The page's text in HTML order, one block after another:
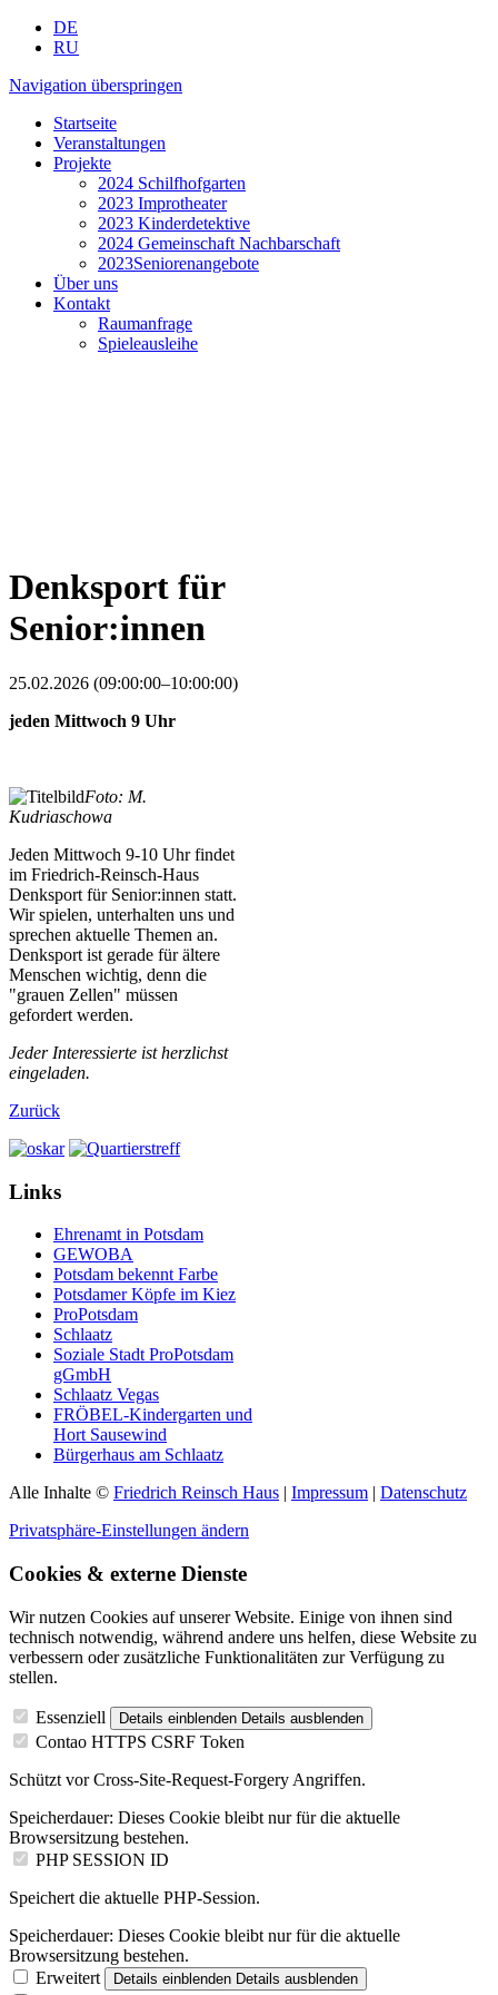
DE
RU
Navigation überspringen
Startseite
Veranstaltungen
Projekte
2024 Schilfhofgarten
2023 Improtheater
2023 Kinderdetektive
2024 Gemeinschaft Nachbarschaft
2023Seniorenangebote
Über uns
Kontakt
Raumanfrage
Spieleausleihe
Denksport für
Senior:innen
25.02.2026 (09:00:00–10:00:00)
jeden Mittwoch 9 Uhr
Foto: M.
Kudriaschowa
Jeden Mittwoch 9-10 Uhr findet
im Friedrich-Reinsch-Haus
Denksport für Senior:innen statt.
Wir spielen, unterhalten uns und
sprechen aktuelle Themen an.
Denksport ist gerade für ältere
Menschen wichtig, denn die
"grauen Zellen" müssen
gefordert werden.
Jeder Interessierte ist herzlichst
eingeladen.
Zurück
Links
Ehrenamt in Potsdam
GEWOBA
Potsdam bekennt Farbe
Potsdamer Köpfe im Kiez
ProPotsdam
Schlaatz
Soziale Stadt ProPotsdam
gGmbH
Schlaatz Vegas
FRÖBEL-Kindergarten und
Hort Sausewind
Bürgerhaus am Schlaatz
Alle Inhalte © Friedrich Reinsch Haus | Impressum | Datenschutz
Privatsphäre-Einstellungen ändern
Cookies & externe Dienste
Wir nutzen Cookies auf unserer Website. Einige von ihnen sind
technisch notwendig, während andere uns helfen, diese Website zu
verbessern oder zusätzliche Funktionalitäten zur Verfügung zu
stellen.
Essenziell Details einblenden Details ausblenden
Contao HTTPS CSRF Token
Schützt vor Cross-Site-Request-Forgery Angriffen.
Speicherdauer: Dieses Cookie bleibt nur für die aktuelle
Browsersitzung bestehen.
PHP SESSION ID
Speichert die aktuelle PHP-Session.
Speicherdauer: Dieses Cookie bleibt nur für die aktuelle
Browsersitzung bestehen.
Erweitert
Details einblenden Details ausblenden